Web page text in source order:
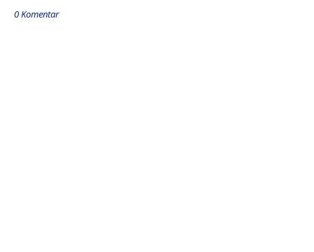
0 Komentar